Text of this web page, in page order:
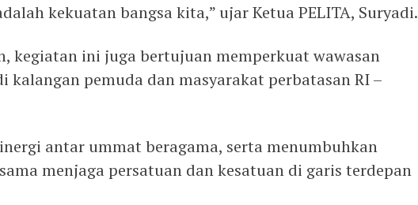
kekuatan bangsa kita,” ujar Ketua PELITA, Suryadi.
kegiatan ini juga bertujuan memperkuat wawasan
kalangan pemuda dan masyarakat perbatasan RI –
antar ummat beragama, serta menumbuhkan
menjaga persatuan dan kesatuan di garis terdepan